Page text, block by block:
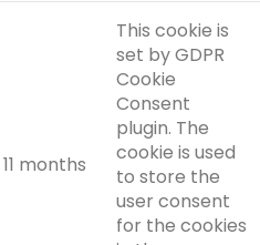
11 months
This cookie is
set by GDPR
Cookie
Consent
plugin. The
cookie is used
to store the
user consent
for the cookies